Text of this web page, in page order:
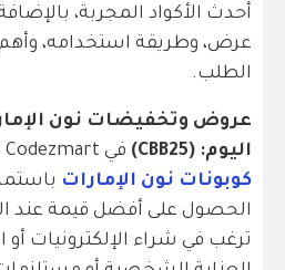
أحدث الأكواد المجربة،
عرض، وطريقة استخدامه،
الطلب.
عروض وتخفيضات نون
اليوم: (CBB25)
في Codezmart نقوم بتحديث
كوبونات نون الإمارات
الحصول على أفضل قيمة عند
ترغب في شراء الإلكترونيات أو